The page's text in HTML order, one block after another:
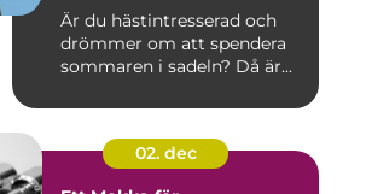
Är du hästintresserad och
drömmer om att spendera
sommaren i sadeln? Då är...
02. dec